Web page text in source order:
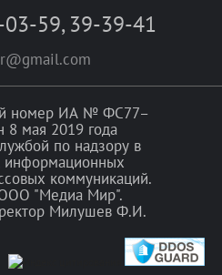
03-59, 39-39-41
номер ИА № ФС77–
8 мая 2019 года
по надзору в
информационных
коммуникаций.
"Медиа Мир".
Милушев Ф.И.